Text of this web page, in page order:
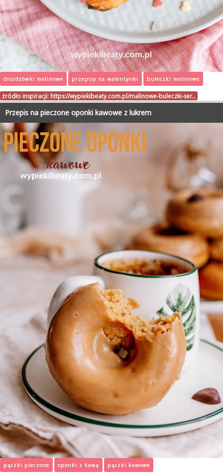
drożdżówki malinowe przepisy na walentynki bułeczki malinowe
źródło inspiracji: https://wypiekibeaty.com.pl/malinowe-buleczki-ser…
Przepis na pieczone oponki kawowe z lukrem
pączki pieczone oponki z kawą pączki kawowe